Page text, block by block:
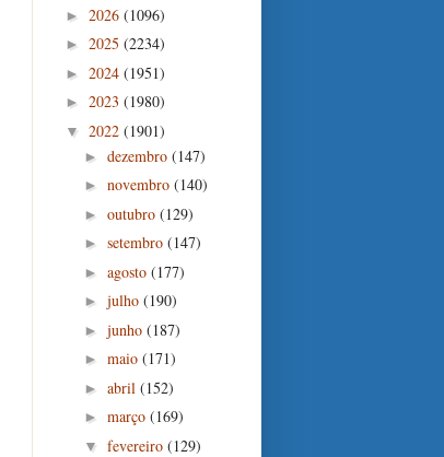
► 2026 (1096)
► 2025 (2234)
► 2024 (1951)
► 2023 (1980)
▼ 2022 (1901)
► dezembro (147)
► novembro (140)
► outubro (129)
► setembro (147)
► agosto (177)
► julho (190)
► junho (187)
► maio (171)
► abril (152)
► março (169)
▼ fevereiro (129)